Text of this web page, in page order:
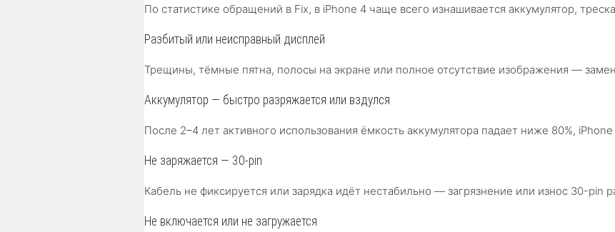
По статистике обращений в Fix, в iPhone 4 чаще всего изнашивается аккумулятор,
Разбитый или неисправный дисплей
Трещины, тёмные пятна, полосы на экране или полное отсутствие изображения —
Аккумулятор — быстро разряжается или вздулся
После 2–4 лет активного использования ёмкость аккумулятора падает ниже 80%,
Не заряжается — 30-pin
Кабель не фиксируется или зарядка идёт нестабильно — загрязнение или износ 30-
Не включается или не загружается